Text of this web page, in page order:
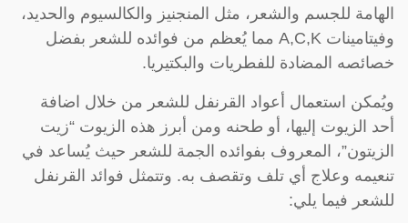
الهامة للجسم والشعر، مثل المنجنيز والكالسيوم والحديد،
وفيتامينات A,C,K مما يُعظم من فوائده للشعر بفضل
خصائصه المضادة للفطريات والبكتيريا.
ويُمكن استعمال أعواد القرنفل للشعر من خلال اضافة
أحد الزيوت إليها، أو طحنه ومن أبرز هذه الزيوت “زيت
الزيتون”، المعروف بفوائده الجمة للشعر حيث يُساعد في
تنعيمه وعلاج أي تلف وتقصف به. وتتمثل فوائد القرنفل
للشعر فيما يلي: